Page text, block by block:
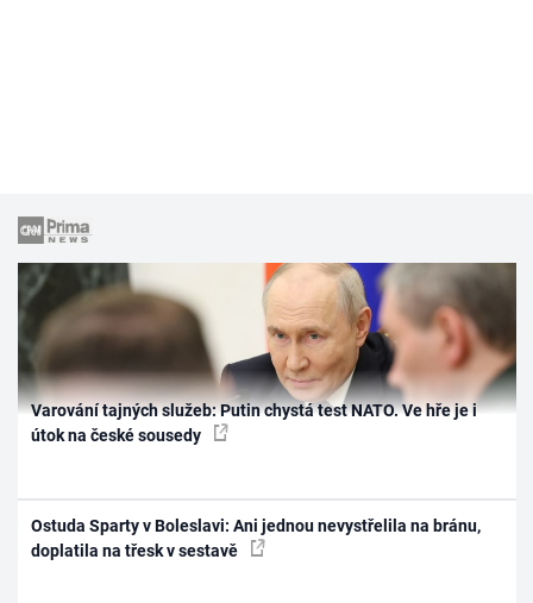
Varování tajných služeb: Putin chystá test NATO. Ve hře je i
útok na české sousedy
Ostuda Sparty v Boleslavi: Ani jednou nevystřelila na bránu,
doplatila na třesk v sestavě